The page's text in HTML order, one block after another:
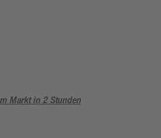
Markt in 2 Stunden